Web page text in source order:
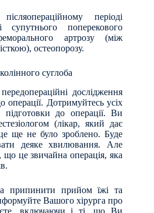
періоді
поперекового
артрозу (між
остеопорозу.
суглоба
дослідження
операції. Дотримуйтесь усіх
підготовки до операції. Ви
(лікар, який дає
ще не було зроблено. Буде
деяке хвилювання. Але
що це звичайна операція, яка
припинити прийом їжі та
Вашого хірурга про
включаючи і ті, що Ви